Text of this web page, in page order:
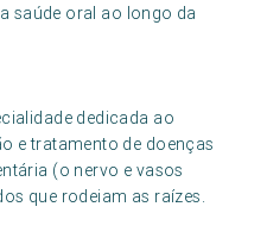
saúde oral ao longo da
dedicada ao
e tratamento de doenças
(o nervo e vasos
que rodeiam as raízes.